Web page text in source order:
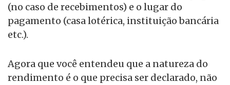
(no caso de recebimentos) e o lugar do
pagamento (casa lotérica, instituição bancária
etc.).
Agora que você entendeu que a natureza do
rendimento é o que precisa ser declarado, não